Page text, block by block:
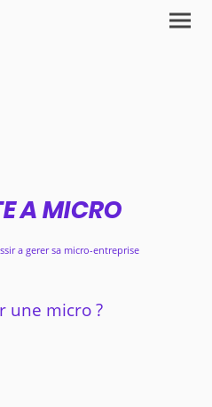
A MICRO
a gerer sa micro-entreprise
une micro ?